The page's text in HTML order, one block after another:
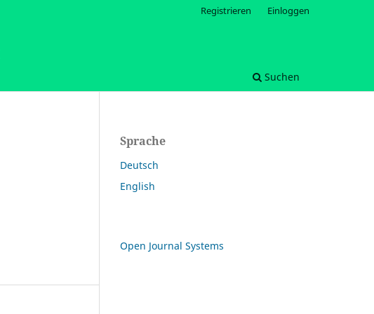
Suchen
Registrieren Einloggen
Sprache
Deutsch
English
Open Journal Systems